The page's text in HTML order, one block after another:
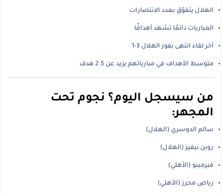
الهلال يتفوّق بعدد الانتصارات
المباريات دائمًا تشهد أهدافًا
آخر لقاء انتهى بفوز الهلال 3-1
متوسط الأهداف في مبارياتهم يزيد عن 2.5 هدف
من سيسجل اليوم؟ نجوم تحت
المجهر:
سالم الدوسري (الهلال)
روبن نيفيز (الهلال)
فيرمينو (الأهلي)
رياض محرز (الأهلي)